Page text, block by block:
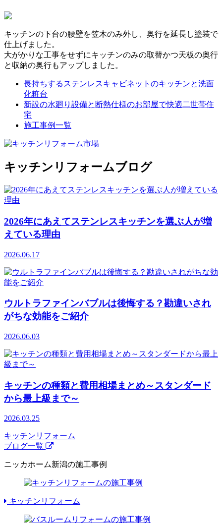
キッチンの下台の腰壁を笠木のみ外し、奥行を延長し塗装で
仕上げました。
大がかりな工事をせずにキッチンのみの取替かつ天板の奥行
と収納の奥行もアップしました。
長持ちするステンレスキャビネットのキッチンと洗面
化粧台
新設の水廻り設備と断熱仕様のお部屋で快適二世帯住
宅
施工事例一覧
キッチンリフォームブログ
2026年にあえてステンレスキッチンを選ぶ人が増
えている理由
2026.06.17
ウルトラファインバブルは後悔する？勘違いされ
がちな効能をご紹介
2026.06.03
キッチンの種類と費用相場まとめ～スタンダード
から最上級まで～
2026.03.25
キッチンリフォーム
ブログ一覧
ニッカホーム新潟の施工事例
キッチンリフォーム